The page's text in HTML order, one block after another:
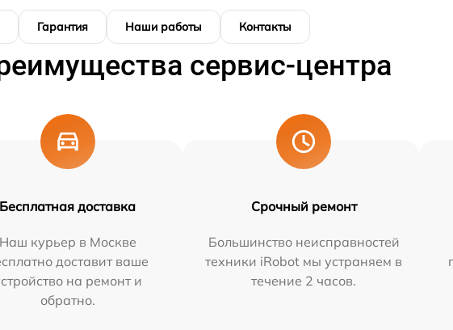
Гарантия Наши работы Контакты
сервис-центра
Бесплатная доставка
Наш курьер в Москве
доставит ваше
на ремонт и
обратно.
Срочный ремонт
Большинство неисправностей
техники iRobot мы устраняем в
течение 2 часов.